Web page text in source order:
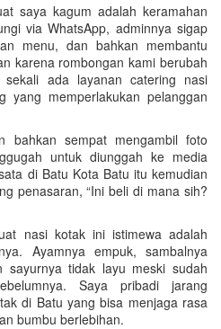
saya kagum adalah keramahan
via WhatsApp, adminnya sigap
menu, dan bahkan membantu
karena rombongan kami berubah
sekali ada layanan catering nasi
yang memperlakukan pelanggan
bahkan sempat mengambil foto
untuk diunggah ke media
di Batu Kota Batu itu kemudian
penasaran, “Ini beli di mana sih?
nasi kotak ini istimewa adalah
Ayamnya empuk, sambalnya
tidak layu meski sudah
Saya pribadi jarang
di Batu yang bisa menjaga rasa
bumbu berlebihan.